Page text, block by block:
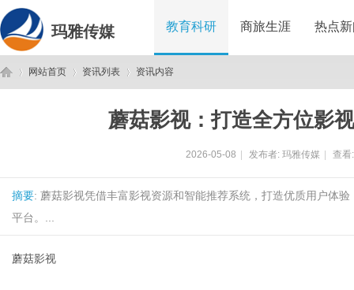
玛雅传媒 教育科研 商旅生涯 热点
网站首页 资讯列表 资讯内容
蘑菇影视：打造全方位影
2026-05-08 发布者: 玛雅传媒 查
摘要: 蘑菇影视凭借丰富影视资源和智能推荐系统，打造优质用户体
平台。...
蘑菇影视